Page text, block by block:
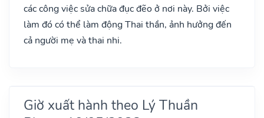
các công việc sửa chữa đục đẽo ở nơi này. Bởi việc
làm đó có thể làm động Thai thần, ảnh hưởng đến
cả người mẹ và thai nhi.
Giờ xuất hành theo Lý Thuần